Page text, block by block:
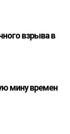
взрыва в
мину времен